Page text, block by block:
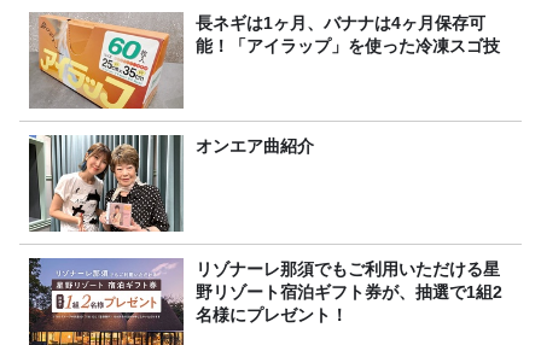
長ネギは1ヶ月、バナナは4ヶ月保存可
能！「アイラップ」を使った冷凍スゴ技
オンエア曲紹介
リゾナーレ那須でもご利用いただける星
野リゾート宿泊ギフト券が、抽選で1組2
名様にプレゼント！